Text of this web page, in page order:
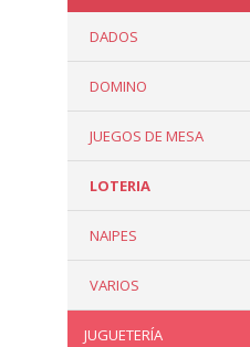
DADOS
DOMINO
JUEGOS DE MESA
LOTERIA
NAIPES
VARIOS
JUGUETERÍA